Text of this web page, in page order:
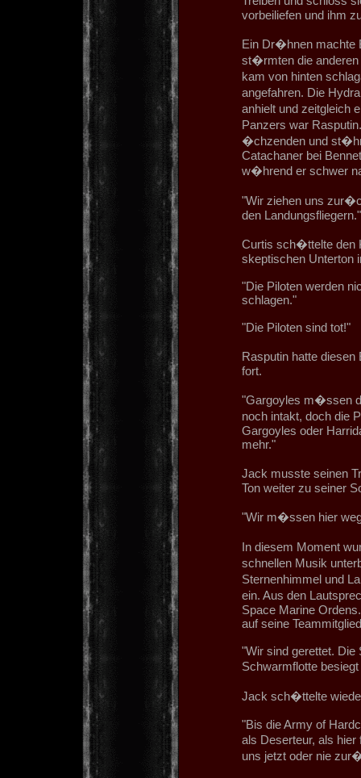
vorbeiliefen und ihm
Ein Dr�hnen machte
st�rmten die anderen
kam von hinten
angefahren. Die
anhielt und zeitgleich
Panzers war
�chzenden und
Catachaner bei
w�hrend er schwer
"Wir ziehen uns
den Landungsfliegern."
Curtis sch�ttelte den
skeptischen Unterton
"Die Piloten werden
schlagen."
"Die Piloten sind tot!"
Rasputin hatte
fort.
"Gargoyles m�ssen
noch intakt, doch die
Gargoyles oder
mehr."
Jack musste seinen
Ton weiter zu seiner
"Wir m�ssen hier
In diesem Moment
schnellen Musik
Sternenhimmel und
ein. Aus den
Space Marine
auf seine
"Wir sind gerettet. Die
Schwarmflotte
Jack sch�ttelte
"Bis die Army of
als Deserteur, als
uns jetzt oder nie